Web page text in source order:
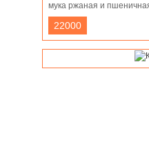
мука ржаная и
22000